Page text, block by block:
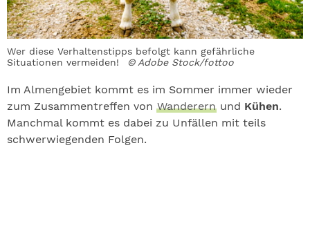
Wer diese Verhaltenstipps befolgt kann gefährliche
Situationen vermeiden!
© Adobe Stock/fottoo
Im Almengebiet kommt es im Sommer immer wieder
zum Zusammentreffen von Wanderern und Kühen.
Manchmal kommt es dabei zu Unfällen mit teils
schwerwiegenden Folgen.